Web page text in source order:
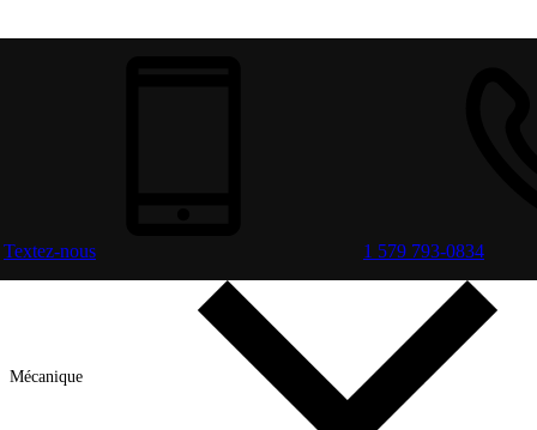
Textez-nous 1 579 793-0834
Mécanique